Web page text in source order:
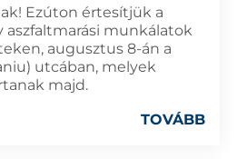
Ezúton értesítjük a
aszfaltmarási munkálatok
augusztus 8-án a
utcában, melyek
majd.
TOVÁBB